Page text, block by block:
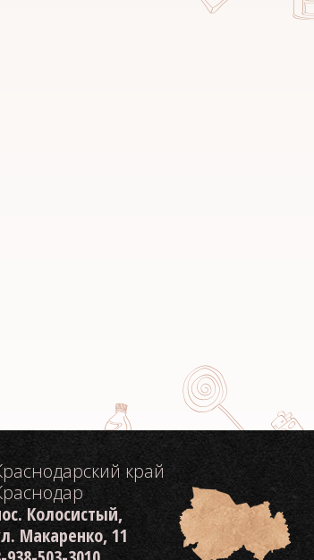
край
Колосистый,
Макаренко, 11